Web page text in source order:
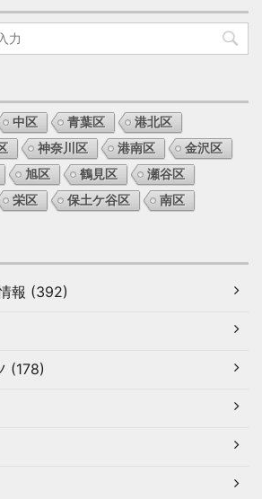
中区 青葉区
港北区
神奈川区 港南区
金沢区
旭区 鶴見区
瀬谷区
栄区 保土ケ谷区 南区
報 (392)
(178)